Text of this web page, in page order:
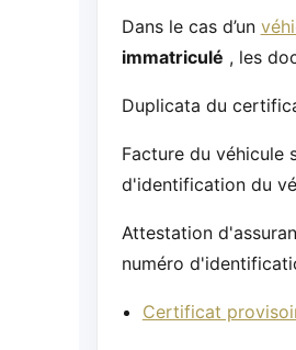
Dans le cas d’un
immatriculé , les
Duplicata du
Facture du véhicule
d'identification du
Attestation
numéro
Certificat